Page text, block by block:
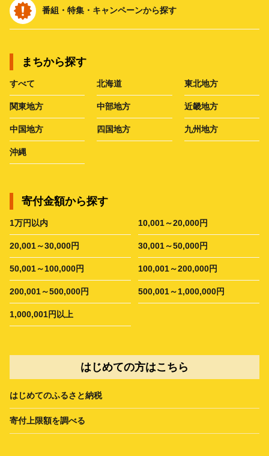
番組・特集・キャンペーンから探す
まちから探す
すべて 北海道 東北地方
関東地方 中部地方 近畿地方
中国地方 四国地方 九州地方
沖縄
寄付金額から探す
1万円以内 10,001～20,000円
20,001～30,000円 30,001～50,000円
50,001～100,000円 100,001～200,000円
200,001～500,000円 500,001～1,000,000円
1,000,001円以上
はじめての方はこちら
はじめてのふるさと納税
寄付上限額を調べる